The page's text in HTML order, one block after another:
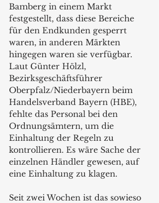
Bamberg in einem Markt
festgestellt, dass diese Bereiche
für den Endkunden gesperrt
waren, in anderen Märkten
hingegen waren sie verfügbar.
Laut Günter Hölzl,
Bezirksgeschäftsführer
Oberpfalz/Niederbayern beim
Handelsverband Bayern (HBE),
fehlte das Personal bei den
Ordnungsämtern, um die
Einhaltung der Regeln zu
kontrollieren. Es wäre Sache der
einzelnen Händler gewesen, auf
eine Einhaltung zu klagen.
Seit zwei Wochen ist das sowieso